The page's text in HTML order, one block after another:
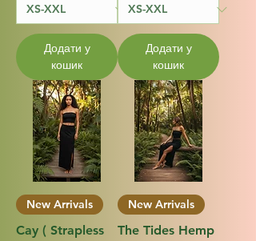
Додати у
кошик
Додати у
кошик
New Arrivals
Cay ( Strapless
New Arrivals
The Tides Hemp